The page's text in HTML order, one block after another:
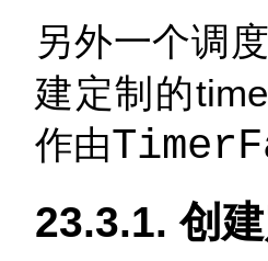
另外一个调
建定制的
作由
23.3.1. 创